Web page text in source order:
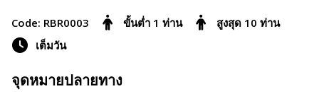
Code: RBR0003 ขั้นต่ำ 1 ท่าน
สูงสุด 10 ท่าน
เต็มวัน
จุดหมายปลายทาง